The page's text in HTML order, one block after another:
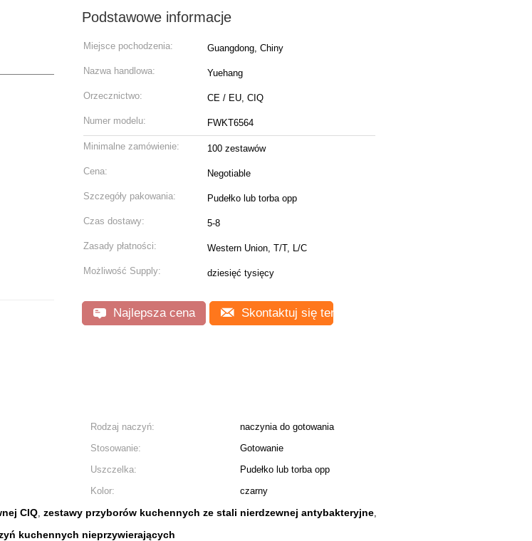
Podstawowe informacje
Miejsce pochodzenia: Guangdong, Chiny
Nazwa handlowa: Yuehang
Orzecznictwo: CE / EU, CIQ
Numer modelu: FWKT6564
Minimalne zamówienie: 100 zestawów
Cena: Negotiable
Szczegóły pakowania: Pudełko lub torba opp
Czas dostawy: 5-8
Zasady płatności: Western Union, T/T, L/C
Możliwość Supply: dziesięć tysięcy
Najlepsza cena Skontaktuj się teraz
Rodzaj naczyń:
naczynia do gotowania
Stosowanie:
Gotowanie
Uszczelka:
Pudełko lub torba opp
Kolor:
czarny
CIQ, zestawy przyborów kuchennych ze stali nierdzewnej antybakteryjne,
kuchennych nieprzywierających